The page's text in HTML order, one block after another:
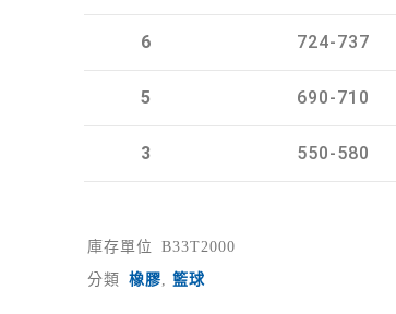
6 724-737
5 690-710
3 550-580
庫存單位
B33T2000
分類
橡膠 ,籃球